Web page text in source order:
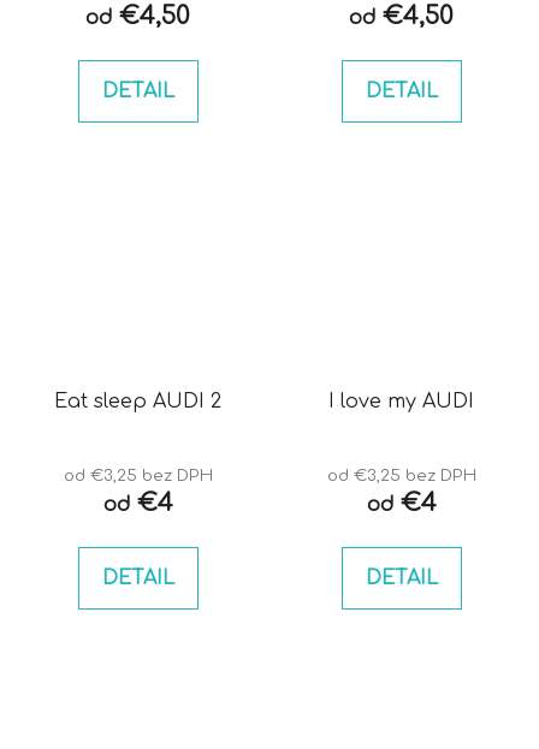
od €4,50
DETAIL
od €4,50
DETAIL
Eat sleep AUDI 2
od €3,25 bez DPH
od€4
DETAIL
I love my AUDI
od €3,25 bez DPH
od€4
DETAIL